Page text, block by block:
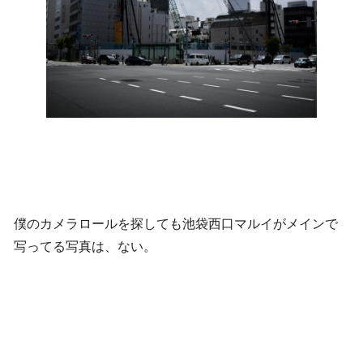
僕のカメラロールを探しても池袋西口マルイがメインで
写ってる写真は、ない。